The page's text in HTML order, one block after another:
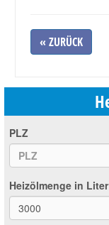
« ZURÜCK
PLZ
Heizölmenge in Liter